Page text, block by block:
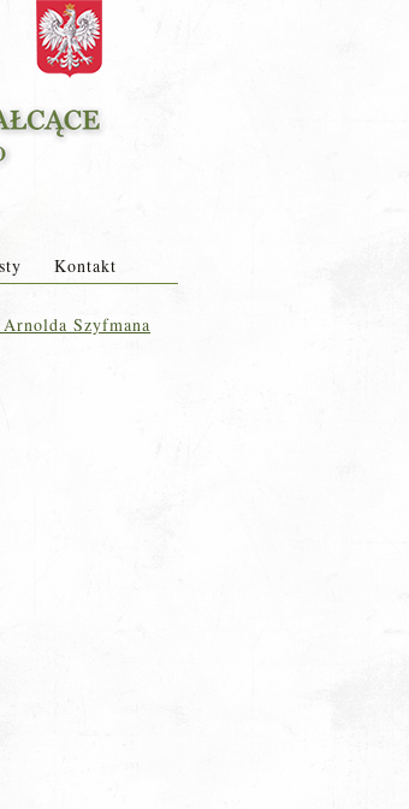
Kontakt
Szyfmana